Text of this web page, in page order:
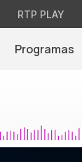
RTP PLAY
Programas